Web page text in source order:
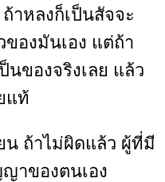
าหลงก็เป็นสัจจะ
องมันเอง แต่ถ้า
นของจริงเลย แล้ว
แท้
น ถ้าไม่ผิดแล้ว ผู้ที่มี
าของตนเอง